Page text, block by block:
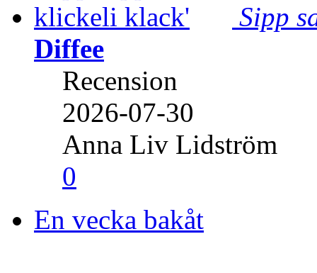
Sipp
Diffee
Recension
2026-07-30
Anna Liv Lidström
0
En vecka bakåt